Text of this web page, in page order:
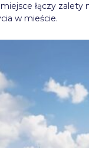
łączy zalety
w mieście.